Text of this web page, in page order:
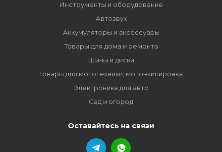
Инструменты и оборудование
Автозвук
Аккумуляторы и аксессуары
Товары для дома и ремонта
Шины и диски
Товары для мототехники, мотоэкипировка
Электроника для авто
Сад и огород
Оставайтесь на связи